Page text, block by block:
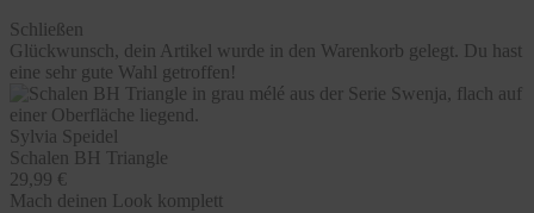
Schließen
Glückwunsch, dein Artikel wurde in den Warenkorb gelegt. Du hast
eine sehr gute Wahl getroffen!
Sylvia Speidel
Schalen BH Triangle
29,99 €
Mach deinen Look komplett